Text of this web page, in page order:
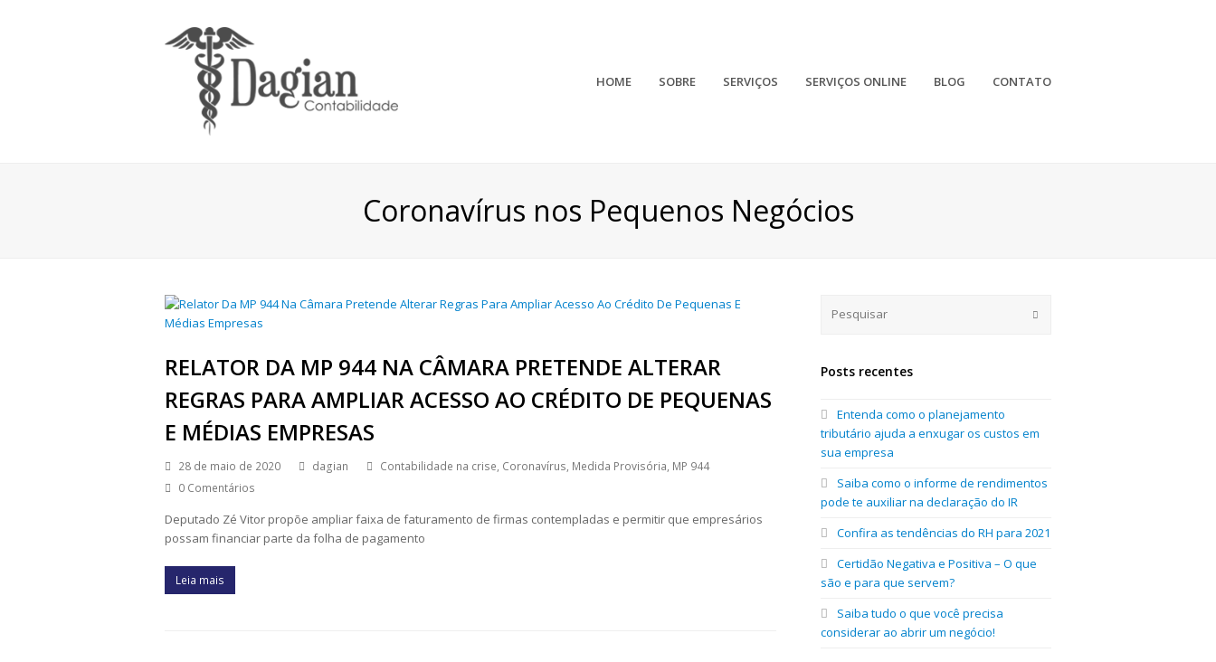
HOME SOBRE SERVIÇOS SERVIÇOS ONLINE BLOG CONTATO
Coronavírus nos Pequenos Negócios
RELATOR DA MP 944 NA CÂMARA PRETENDE ALTERAR
REGRAS PARA AMPLIAR ACESSO AO CRÉDITO DE PEQUENAS
E MÉDIAS EMPRESAS
28 de maio de 2020 dagian Contabilidade na crise, Coronavírus, Medida Provisória, MP 944
0 Comentários
Deputado Zé Vitor propõe ampliar faixa de faturamento de firmas contempladas e permitir que empresários
possam financiar parte da folha de pagamento
Leia mais
Posts recentes
Entenda como o planejamento
tributário ajuda a enxugar os custos em
sua empresa
Saiba como o informe de rendimentos
pode te auxiliar na declaração do IR
Confira as tendências do RH para 2021
Certidão Negativa e Positiva – O que
são e para que servem?
Saiba tudo o que você precisa
considerar ao abrir um negócio!